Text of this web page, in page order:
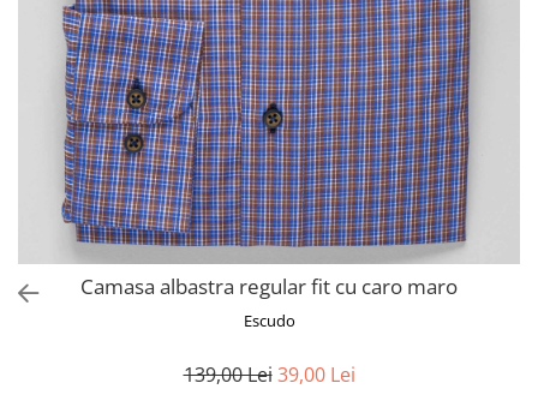
Camasa albastra regular fit cu caro maro
Escudo
139,00 Lei 39,00 Lei